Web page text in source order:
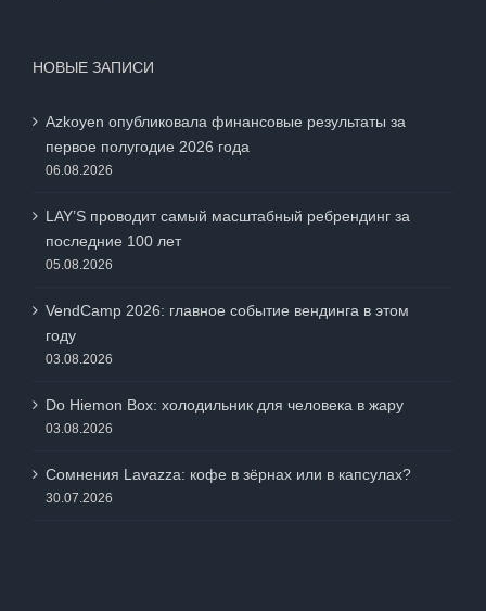
НОВЫЕ ЗАПИСИ
Azkoyen опубликовала финансовые результаты за
первое полугодие 2026 года
06.08.2026
LAY’S проводит самый масштабный ребрендинг за
последние 100 лет
05.08.2026
VendCamp 2026: главное событие вендинга в этом
году
03.08.2026
Do Hiemon Box: холодильник для человека в жару
03.08.2026
Сомнения Lavazza: кофе в зёрнах или в капсулах?
30.07.2026